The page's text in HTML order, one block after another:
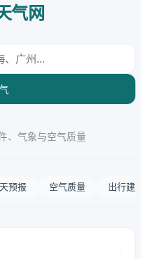
气网
、气象与空气质量
预报 空气质量 出行建